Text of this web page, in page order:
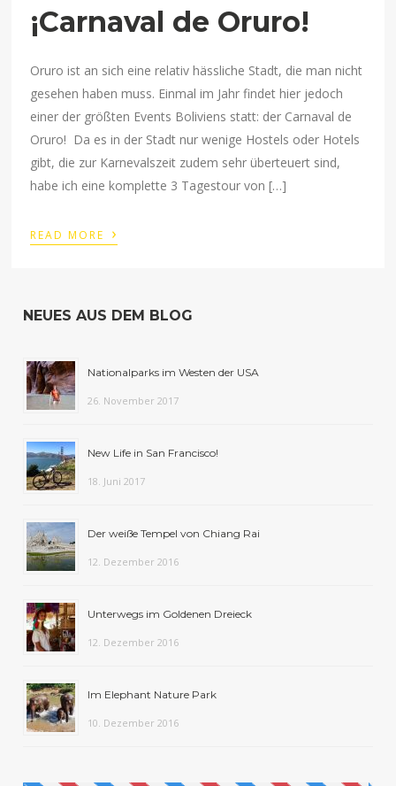
¡Carnaval de Oruro!
Oruro ist an sich eine relativ hässliche Stadt, die man nicht
gesehen haben muss. Einmal im Jahr findet hier jedoch
einer der größten Events Boliviens statt: der Carnaval de
Oruro! Da es in der Stadt nur wenige Hostels oder Hotels
gibt, die zur Karnevalszeit zudem sehr überteuert sind,
habe ich eine komplette 3 Tagestour von […]
READ MORE ›
NEUES AUS DEM BLOG
Nationalparks im Westen der USA
26. November 2017
New Life in San Francisco!
18. Juni 2017
Der weiße Tempel von Chiang Rai
12. Dezember 2016
Unterwegs im Goldenen Dreieck
12. Dezember 2016
Im Elephant Nature Park
10. Dezember 2016